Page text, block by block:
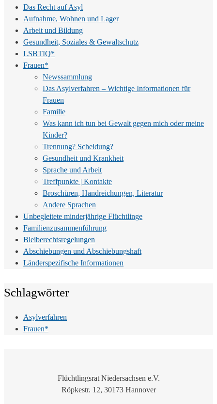
Das Recht auf Asyl
Aufnahme, Wohnen und Lager
Arbeit und Bildung
Gesundheit, Soziales & Gewaltschutz
LSBTIQ*
Frauen*
Newssammlung
Das Asylverfahren – Wichtige Informationen für
Frauen
Familie
Was kann ich tun bei Gewalt gegen mich oder meine
Kinder?
Trennung? Scheidung?
Gesundheit und Krankheit
Sprache und Arbeit
Treffpunkte | Kontakte
Broschüren, Handreichungen, Literatur
Andere Sprachen
Unbegleitete minderjährige Flüchtlinge
Familienzusammenführung
Bleiberechtsregelungen
Abschiebungen und Abschiebungshaft
Länderspezifische Informationen
Schlagwörter
Asylverfahren
Frauen*
Flüchtlingsrat Niedersachsen e.V.
Röpkestr. 12, 30173 Hannover